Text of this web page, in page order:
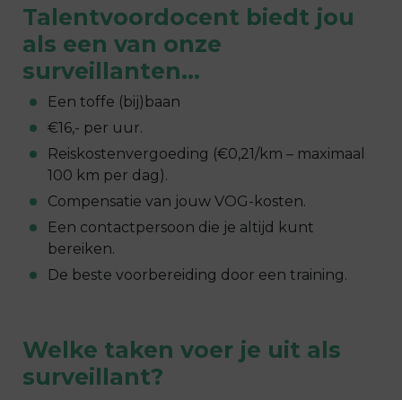
Talentvoordocent biedt jou
als een van onze
surveillanten…
Een toffe (bij)baan
€16,- per uur.
Reiskostenvergoeding (€0,21/km – maximaal
100 km per dag).
Compensatie van jouw VOG-kosten.
Een contactpersoon die je altijd kunt
bereiken.
De beste voorbereiding door een training.
Welke taken voer je uit als
surveillant?